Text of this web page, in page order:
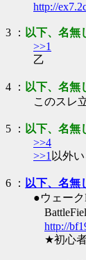
http://
3 ： 以下、名無
>>1
乙
4 ： 以下、名無
このスレ
5 ： 以下、名無
>>4
>>1以外
6 ： 以下、名無
●ウェー
http://
★初心者